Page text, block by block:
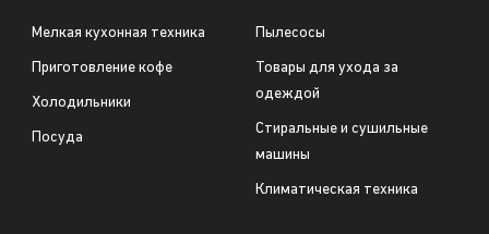
Мелкая кухонная техника
Приготовление кофе
Холодильники
Посуда
Пылесосы
Товары для ухода за
одеждой
Стиральные и сушильные
машины
Климатическая техника